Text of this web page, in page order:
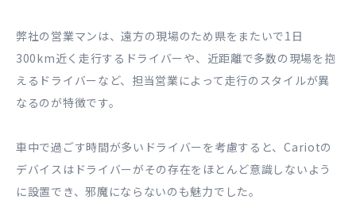
弊社の営業マンは、遠方の現場のため県をまたいで1日
300km近く走行するドライバーや、近距離で多数の現場を抱
えるドライバーなど、担当営業によって走行のスタイルが異
なるのが特徴です。
車中で過ごす時間が多いドライバーを考慮すると、Cariotの
デバイスはドライバーがその存在をほとんど意識しないよう
に設置でき、邪魔にならないのも魅力でした。